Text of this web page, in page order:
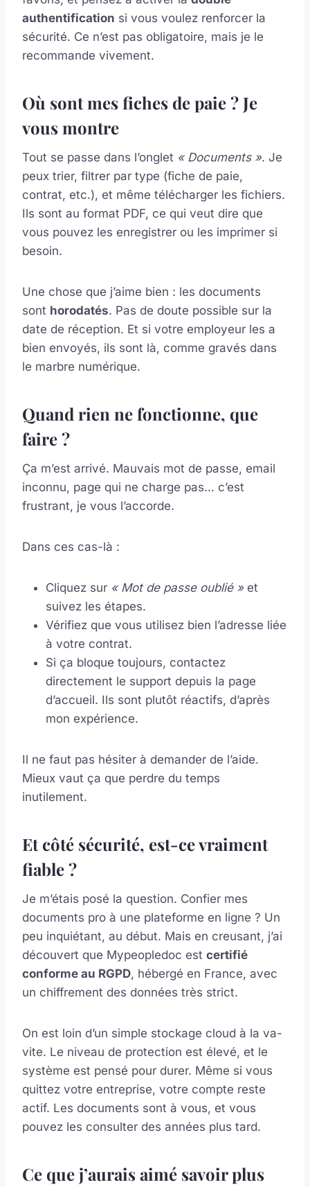
authentification si vous voulez renforcer la
sécurité. Ce n’est pas obligatoire, mais je le
recommande vivement.
Où sont mes fiches de paie ? Je
vous montre
Tout se passe dans l’onglet « Documents ». Je
peux trier, filtrer par type (fiche de paie,
contrat, etc.), et même télécharger les fichiers.
Ils sont au format PDF, ce qui veut dire que
vous pouvez les enregistrer ou les imprimer si
besoin.
Une chose que j’aime bien : les documents
sont horodatés. Pas de doute possible sur la
date de réception. Et si votre employeur les a
bien envoyés, ils sont là, comme gravés dans
le marbre numérique.
Quand rien ne fonctionne, que
faire ?
Ça m’est arrivé. Mauvais mot de passe, email
inconnu, page qui ne charge pas… c’est
frustrant, je vous l’accorde.
Dans ces cas-là :
Cliquez sur « Mot de passe oublié »et
suivez les étapes.
Vérifiez que vous utilisez bien l’adresse liée
à votre contrat.
Si ça bloque toujours, contactez
directement le support depuis la page
d’accueil. Ils sont plutôt réactifs, d’après
mon expérience.
Il ne faut pas hésiter à demander de l’aide.
Mieux vaut ça que perdre du temps
inutilement.
Et côté sécurité, est-ce vraiment
fiable ?
Je m’étais posé la question. Confier mes
documents pro à une plateforme en ligne ? Un
peu inquiétant, au début. Mais en creusant, j’ai
découvert que Mypeopledoc est certifié
conforme au RGPD, hébergé en France, avec
un chiffrement des données très strict.
On est loin d’un simple stockage cloud à la va-
vite. Le niveau de protection est élevé, et le
système est pensé pour durer. Même si vous
quittez votre entreprise, votre compte reste
actif. Les documents sont à vous, et vous
pouvez les consulter des années plus tard.
Ce que j’aurais aimé savoir plus